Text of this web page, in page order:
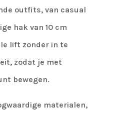
outfits, van casual
hak van 10 cm
lift zonder in te
zodat je met
bewegen.
materialen,